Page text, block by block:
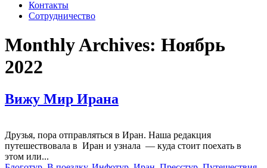
Контакты
Сотрудничество
Monthly Archives: Ноябрь
2022
Вижу Мир Ирана
Друзья, пора отправляться в Иран. Наша редакция
путешествовала в Иран и узнала — куда стоит поехать в
этом или...